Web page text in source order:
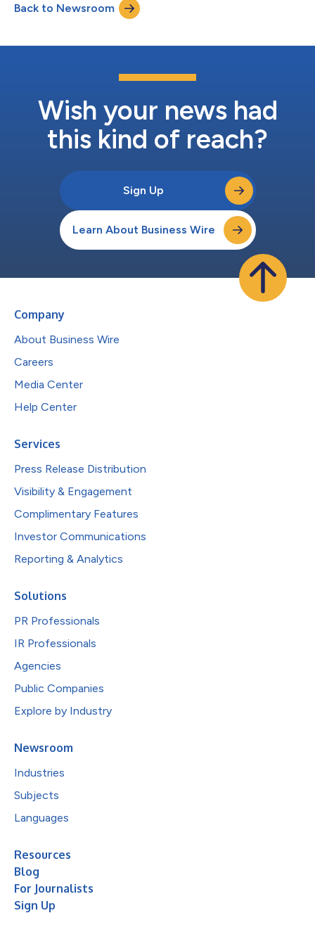
Back to Newsroom
Wish your news had
this kind of reach?
Sign Up
Learn About Business Wire
Company
About Business Wire
Careers
Media Center
Help Center
Services
Press Release Distribution
Visibility & Engagement
Complimentary Features
Investor Communications
Reporting & Analytics
Solutions
PR Professionals
IR Professionals
Agencies
Public Companies
Explore by Industry
Newsroom
Industries
Subjects
Languages
Resources
Blog
For Journalists
Sign Up